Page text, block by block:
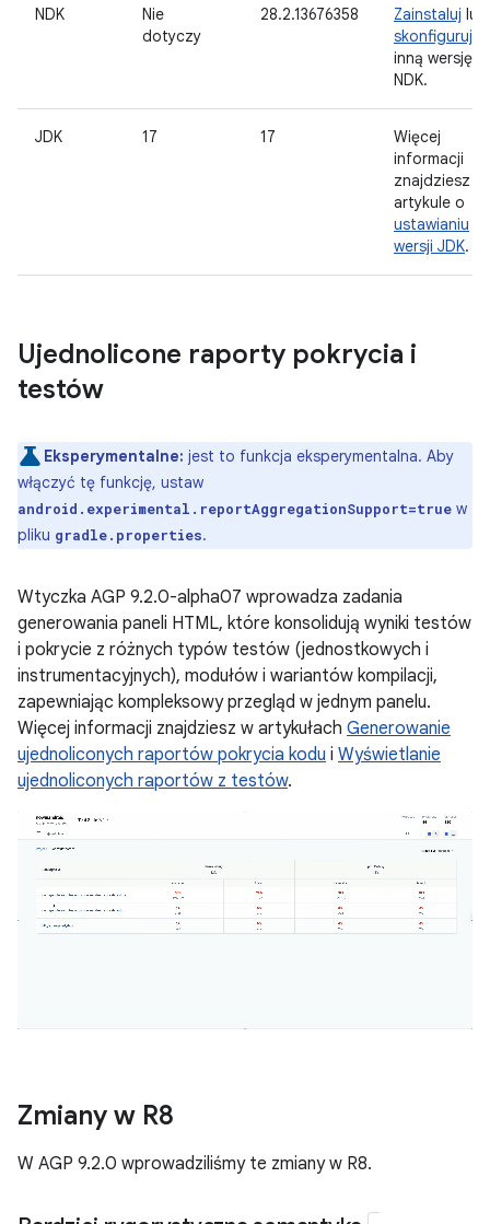
NDK
Nie
dotyczy
28.2.13676358 Zainstaluj lub
skonfiguruj
inną wersję
NDK.
JDK 17 17
Więcej
informacji
znajdziesz w
artykule o
ustawianiu
wersji JDK.
Ujednolicone raporty pokrycia i
testów
Eksperymentalne: jest to funkcja eksperymentalna. Aby
włączyć tę funkcję, ustaw
android.experimental.reportAggregationSupport=true w
pliku gradle.properties.
Wtyczka AGP 9.2.0-alpha07 wprowadza zadania
generowania paneli HTML, które konsolidują wyniki testów
i pokrycie z różnych typów testów (jednostkowych i
instrumentacyjnych), modułów i wariantów kompilacji,
zapewniając kompleksowy przegląd w jednym panelu.
Więcej informacji znajdziesz w artykułach Generowanie
ujednoliconych raportów pokrycia kodu i Wyświetlanie
ujednoliconych raportów z testów.
Zmiany w R8
W AGP 9.2.0 wprowadziliśmy te zmiany w R8.